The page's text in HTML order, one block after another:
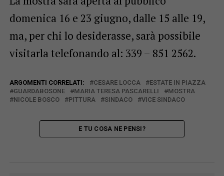
domenica 16 e 23 giugno, dalle 15 alle 19,
ma, per chi lo desiderasse, sarà possibile
visitarla telefonando al: 339 – 851 2562.
ARGOMENTI CORRELATI: CESARE LOCCA
ESTATE IN PIAZZA
GUARDABOSONE
MARIA TERESA PASCARELLI
MOSTRA
NICOLE BOSCO
PITTURA SINDACO VICE SINDACO
E TU COSA NE PENSI?